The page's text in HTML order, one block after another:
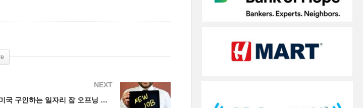
NEXT
미국 구인하는 일자리 잡 오프닝 급감 ‘또 하나의 고용냉각, 금리인하 신호’